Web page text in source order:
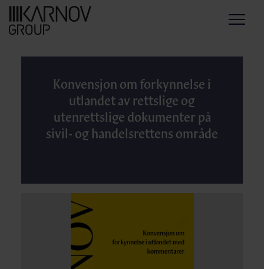
Menu
Konvensjon om forkynnelse i
utlandet av rettslige og
utenrettslige dokumenter på
sivil- og handelsrettens område